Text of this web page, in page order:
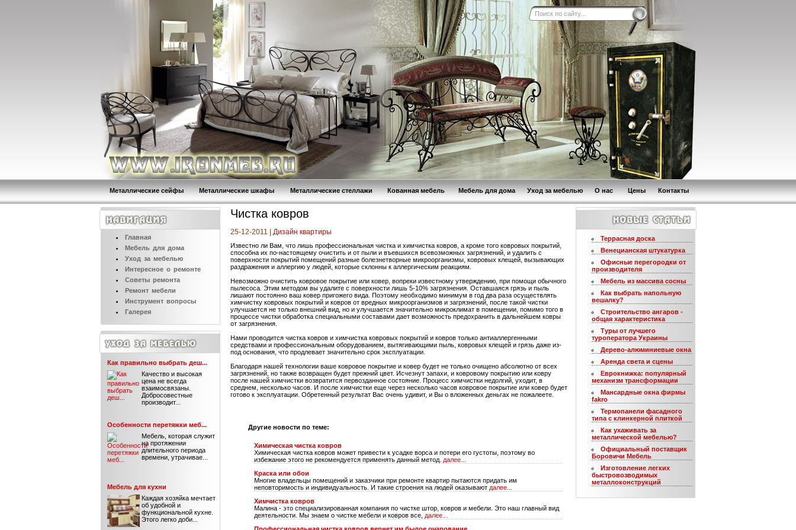
Контакты
Цены
О нас
Уход за мебелью
Мебель для дома
Кованная мебель
Металлические стеллажи
Металлические шкафы
Металлические сейфы
Террасная доска
Венецианская штукатурка
Офисные перегородки от
производителя
Мебель из массива сосны
Как выбрать напольную
вешалку?
Строительство ангаров -
общая характеристика
Туры от лучшего
туроператора Украины
Дерево-алюминиевые окна
Аренда света и сцены
Еврокнижка: популярный
механизм трансформации
Мансардные окна фирмы
fakro
Термопанели фасадного
типа с клинкерной плиткой
Как ухаживать за
металлической мебелью?
Официальный поставщик
Боровичи Мебель
Изготовление легких
быстровозводимых
металлоконструкций
Чистка ковров
25-12-2011 | Дизайн квартиры
Известно ли Вам, что лишь профессиональная чистка и химчистка ковров, а кроме того ковровых покрытий,
способна их по-настоящему очистить и от пыли и въевшихся всевозможных загрязнений, и удалить с
поверхности покрытий помещений разные болезнетворные микроорганизмы, ковровых клещей, вызывающих
раздражения и аллергию у людей, которые склонны к аллергическим реакциям.
Невозможно очистить ковровое покрытие или ковер, вопреки известному утверждению, при помощи обычного
пылесоса. Этим методом вы удалите с поверхности лишь 5-10% загрязнения. Оставшаяся грязь и пыль
лишают постоянно ваш ковер пригожего вида. Поэтому необходимо минимум в год два раза осуществлять
химчистку ковровых покрытий и ковров от вредных микроорганизмов и загрязнений, после такой чистки
улучшается не только внешний вид, но и улучшается значительно микроклимат в помещении, помимо того в
процессе чистки обработка специальными составами дает возможность предохранить в дальнейшем ковры
от загрязнения.
Нами проводится чистка ковров и химчистка ковровых покрытий и ковров только антиаллергенными
средствами и профессиональным оборудованием, вытягивающими пыль, ковровых клещей и грязь даже из-
под основания, что продлевает значительно срок эксплуатации.
Благодаря нашей технологии ваше ковровое покрытие и ковер будет не только очищено абсолютно от всех
загрязнений, но также возвращен будет прежний цвет. Исчезнут запахи, и ковровому покрытию или ковру
после нашей химчистки возвратится первозданное состояние. Процесс химчистки недолгий, уходит, в
среднем, несколько часов. И после химчистки еще через несколько часов ковровое покрытие или ковер будет
готово к эксплуатации. Обретенный результат Вас очень удивит, и Вы о вложенных деньгах не пожалеете.
Другие новости по теме:
Химическая чистка ковров
Химическая чистка ковров может привести к усадке ворса и потери его густоты, поэтому во
избежание этого не рекомендуется применять данный метод. далее...
Краска или обои
Многие владельцы помещений и заказчики при ремонте квартир пытаются придать им
неповторимость и индивидуальность. И такие строения на людей оказывают далее...
Химчистка ковров
Малина - это специализированная компания по чистке штор, ковров и мебели. Это наш главный вид
деятельности. Мы знаем о чистке мебели и ковров все, далее...
Главная
Мебель для дома
Уход за мебелью
Интересное о ремонте
Советы ремонта
Ремонт мебели
Инструмент вопросы
Галерея
Как правильно выбрать деш...
Качество и высокая
цена не всегда
взаимосвязаны.
Добросовестные
производит...
Особенности перетяжки меб...
Мебель, которая служит
на протяжении
длительного периода
времени, утрачивае...
Мебель для кухни
Каждая хозяйка мечтает
об удобной и
функциональной кухне.
Этого легко доби...